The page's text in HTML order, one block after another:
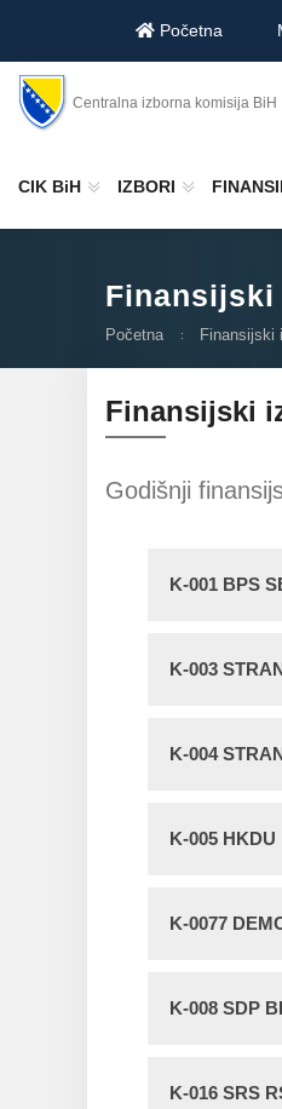
Početna
Centralna izborna komisija BiH
CIK BiH IZBORI
Finansijski
Početna Finansijski
Finansijski
Godišnji
K-001 BPS
K-003
K-004
K-005 HKDU
K-0077
K-008 SDP
K-016 SRS